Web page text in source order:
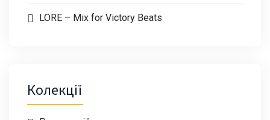
LORE – Mix for Victory Beats
Колекції